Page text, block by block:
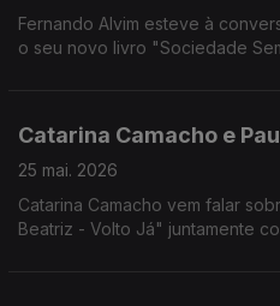
Fernando Alvim esteve à
o seu novo livro "Sociedade
Catarina Camacho e
25 mai. 2026
Catarina Camacho vem falar
Beatriz - Volto Já" juntamente